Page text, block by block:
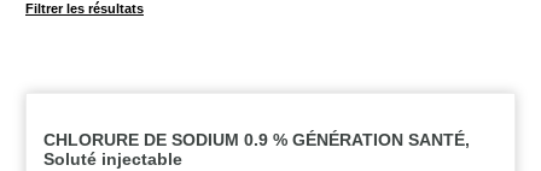
Filtrer les résultats
CHLORURE DE SODIUM 0.9 % GÉNÉRATION SANTÉ,
Soluté injectable